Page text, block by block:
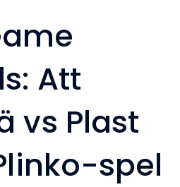
Att
vs Plast
spel